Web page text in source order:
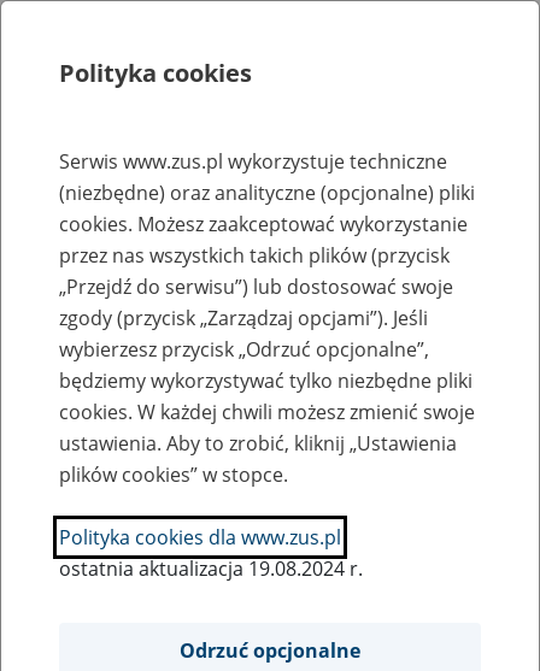
Rejestry, ewidencje i archiwa
Baza zlikwidowanych lub
przekształconych zakładów pracy
Nazwa zakładu pracy:
SZUKAJ
Polityka cookies
Serwis www.zus.pl wykorzystuje techniczne
(niezbędne) oraz analityczne (opcjonalne) pliki
cookies. Możesz zaakceptować wykorzystanie
przez nas wszystkich takich plików (przycisk
„Przejdź do serwisu”) lub dostosować swoje
zgody (przycisk „Zarządzaj opcjami”). Jeśli
wybierzesz przycisk „Odrzuć opcjonalne”,
będziemy wykorzystywać tylko niezbędne pliki
cookies. W każdej chwili możesz zmienić swoje
ustawienia. Aby to zrobić, kliknij „Ustawienia
plików cookies” w stopce.
Polityka cookies dla www.zus.pl
ostatnia aktualizacja 19.08.2024 r.
Odrzuć opcjonalne